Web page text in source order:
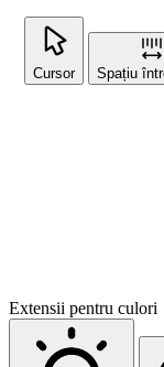
Cursor Spațiu
Extensii pentru culori